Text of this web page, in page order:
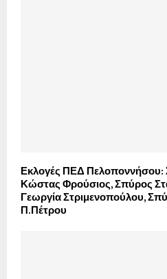
Εκλογές ΠΕΔ Πελοποννήσου:
Κώστας Φρούσιος, Σπύρος
Γεωργία Στριμενοπούλου,
Π.Πέτρου